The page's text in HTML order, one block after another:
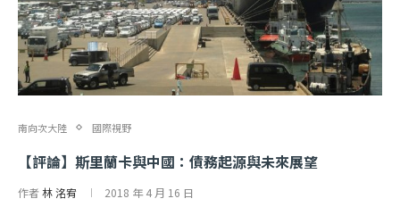
南向次大陸 國際視野
【評論】斯里蘭卡與中國：債務起源與未來展望
作者林 洺宥 2018 年 4 月 16 日